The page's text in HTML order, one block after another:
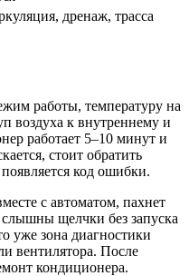
дренаж, трасса
работы, температуру на
воздуха к внутреннему и
работает 5–10 минут и
стоит обратить
код ошибки.
с автоматом, пахнет
щелчки без запуска
уже зона диагностики
вентилятора. После
кондиционера.